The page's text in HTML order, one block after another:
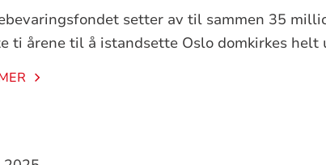
setter av til sammen 35
ti årene til å istandsette Oslo domkirkes helt